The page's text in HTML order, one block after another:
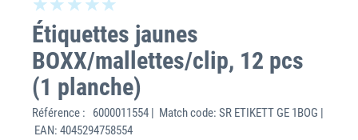
Étiquettes jaunes
BOXX/mallettes/clip, 12 pcs
(1 planche)
Référence :
6000011554 | Match code: SR ETIKETT GE 1BOG |
EAN: 4045294758554